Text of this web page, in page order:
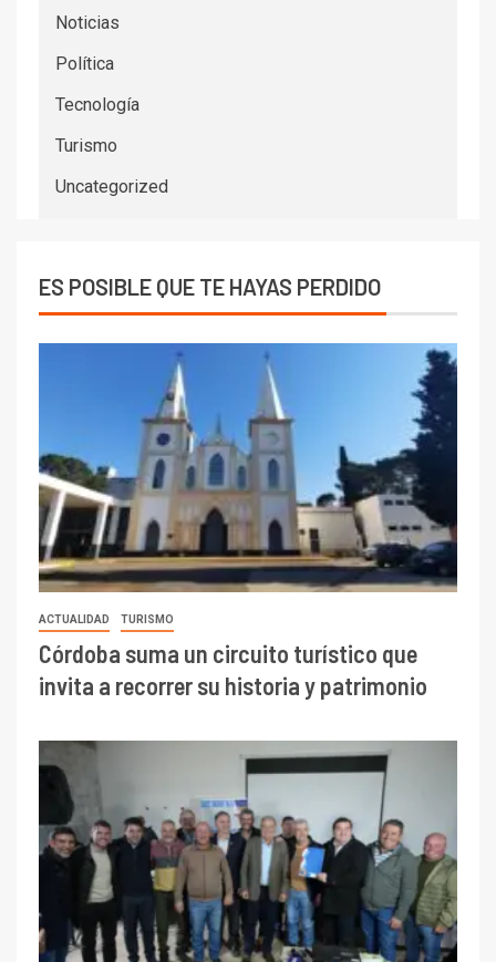
Noticias
Política
Tecnología
Turismo
Uncategorized
ES POSIBLE QUE TE HAYAS PERDIDO
ACTUALIDAD TURISMO
Córdoba suma un circuito turístico que
invita a recorrer su historia y patrimonio